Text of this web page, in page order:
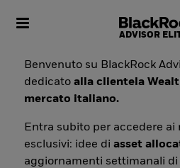
Toggle navigation
Benvenuto su BlackRock
dedicatoalla clientela
mercato italiano.
Entra subito per accedere
esclusivi: idee diasset
aggiornamenti settimanali di